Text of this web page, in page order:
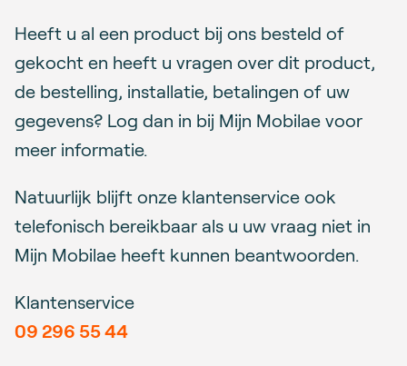
Heeft u al een product bij ons besteld of
gekocht en heeft u vragen over dit product,
de bestelling, installatie, betalingen of uw
gegevens? Log dan in bij Mijn Mobilae voor
meer informatie.
Natuurlijk blijft onze klantenservice ook
telefonisch bereikbaar als u uw vraag niet in
Mijn Mobilae heeft kunnen beantwoorden.
Klantenservice
09 296 55 44